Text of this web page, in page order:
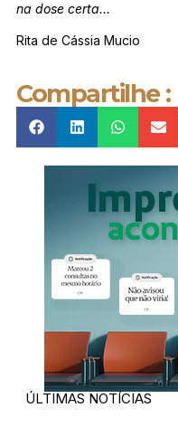
na dose certa…
Rita de Cássia Mucio
Compartilhe :
ÚLTIMAS NOTÍCIAS